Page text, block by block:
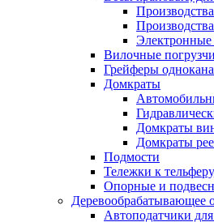
Вилочные
Грейферы
Домкраты
Домкраты
Домкраты
Подмости
Тележки к
Опорные и
Деревообрабатывающее
Автоподатчики